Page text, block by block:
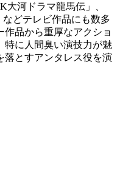
河ドラマ龍馬伝」、
どテレビ作品にも数多
作品から重厚なアクショ
特に人間臭い演技力が魅
落とすアンタレス役を演